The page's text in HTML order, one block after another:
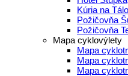
Kúria na
Požičovňa
Požičovňa
Mapa cyklovýlety
Mapa
Mapa
Mapa